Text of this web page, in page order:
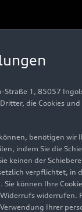
15.06.2023
Straße 1, 85057
die Cookies
benötigen
indem Sie die
keinen der
verpflichtet, in
Sie können Ihre
widerrufen.
Ihrer